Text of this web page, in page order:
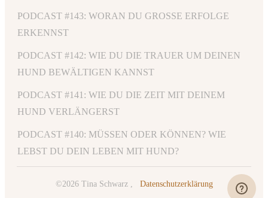
PODCAST #143: WORAN DU GROSSE ERFOLGE E
RKENNST
PODCAST #142: WIE DU DIE TRAUER UM DEINEN
HUND BEWÄLTIGEN KANNST
PODCAST #141: WIE DU DIE ZEIT MIT DEINEM
HUND VERLÄNGERST
PODCAST #140: MÜSSEN ODER KÖNNEN? WIE
LEBST DU DEIN LEBEN MIT HUND?
©2026 Tina Schwarz Datenschutzerklärung